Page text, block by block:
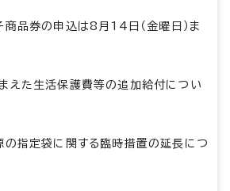
商品券の申込は8月14日（金曜日）ま
えた生活保護費等の追加給付につい
の指定袋に関する臨時措置の延長につ